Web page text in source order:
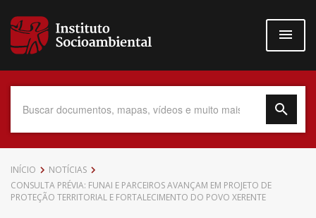
para
conteúdo
Data do Documento
INÍCIO
NOTÍCIAS
CONSULTA PRÉVIA: FUNAI E PARCEIROS AVANÇAM EM PROJETO DE
PROTEÇÃO TERRITORIAL E FORTALECIMENTO DO POVO XERENTE